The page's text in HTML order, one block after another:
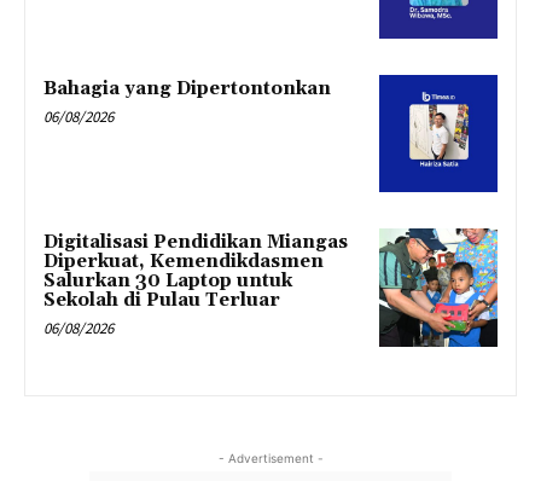
Bahagia yang Dipertontonkan
06/08/2026
Digitalisasi Pendidikan Miangas
Diperkuat, Kemendikdasmen
Salurkan 30 Laptop untuk
Sekolah di Pulau Terluar
06/08/2026
- Advertisement -